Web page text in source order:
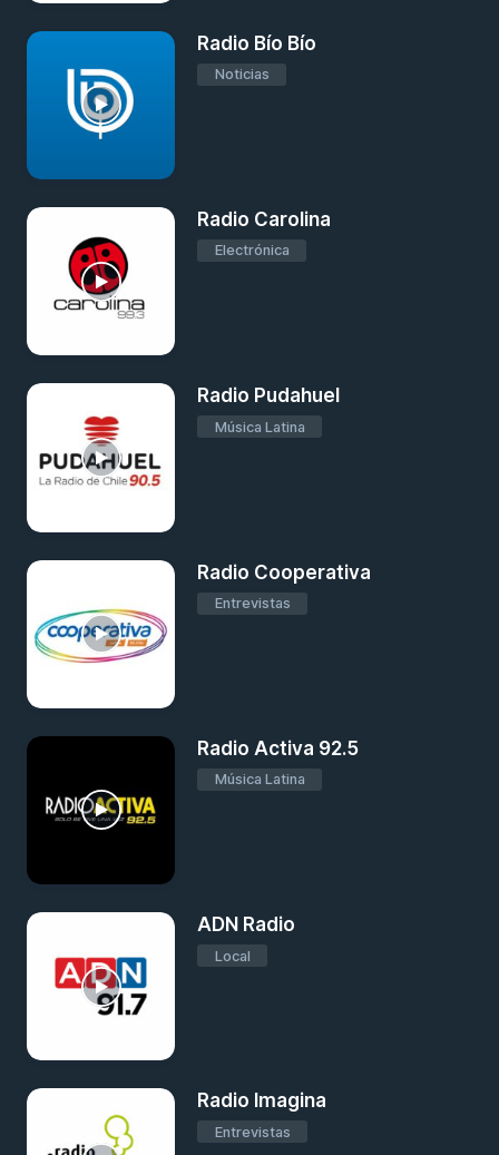
Radio Bío Bío
Noticias
Radio Carolina
Electrónica
Radio Pudahuel
Música Latina
Radio Cooperativa
Entrevistas
Radio Activa 92.5
Música Latina
ADN Radio
Local
Radio Imagina
Entrevistas